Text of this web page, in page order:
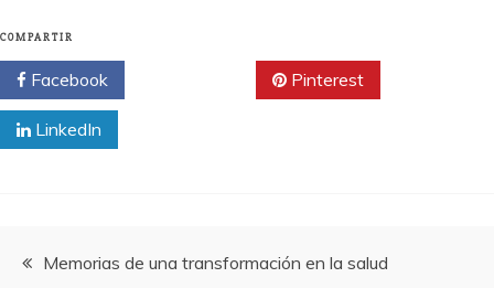
COMPARTIR
Facebook Pinterest
LinkedIn
Navegación
Memorias de una transformación en la salud